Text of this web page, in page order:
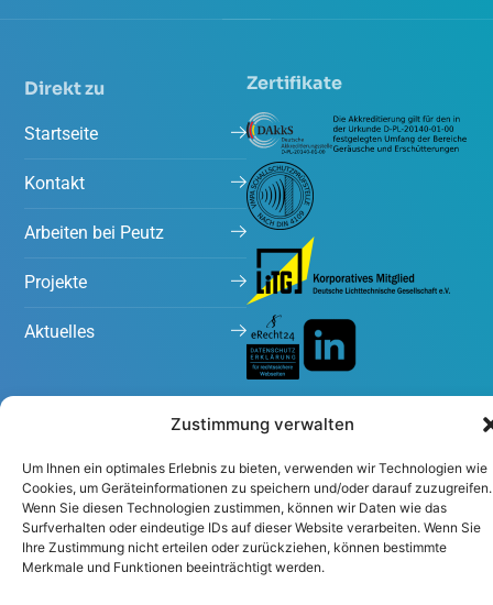
Zustimmung verwalten
Um Ihnen ein optimales Erlebnis zu bieten, verwenden wir Technologien wie
Cookies, um Geräteinformationen zu speichern und/oder darauf zuzugreifen.
Wenn Sie diesen Technologien zustimmen, können wir Daten wie das
Surfverhalten oder eindeutige IDs auf dieser Website verarbeiten. Wenn Sie
Ihre Zustimmung nicht erteilen oder zurückziehen, können bestimmte
Merkmale und Funktionen beeinträchtigt werden.
Direkt zu
Startseite
Kontakt
Arbeiten bei Peutz
Projekte
Aktuelles
Zertifikate
Impressum Datenschutzerklärung